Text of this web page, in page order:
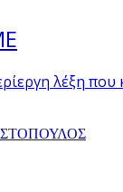
λέξη